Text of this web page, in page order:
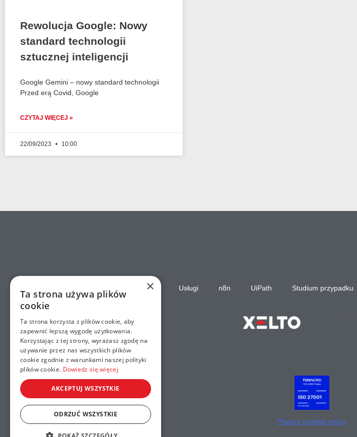
Rewolucja Google: Nowy
standard technologii
sztucznej inteligencji
Google Gemini – nowy standard technologii
Przed erą Covid, Google
CZYTAJ WIĘCEJ »
22/09/2023 10:00
Strona główna Usługi n8n UiPath Studium przypadku
Privacy cookies policy
×
Ta strona używa plików
cookie
Ta strona korzysta z plików cookie, aby
zapewnić lepszą wygodę użytkowania.
Korzystając z tej strony, wyrażasz zgodę na
używanie przez nas wszystkich plików
cookie zgodnie z warunkami naszej polityki
plików cookie. Dowiedz się więcej
AKCEPTUJ WSZYSTKIE
ODRZUĆ WSZYSTKIE